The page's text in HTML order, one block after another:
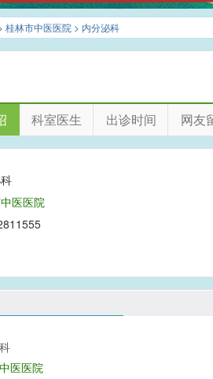
桂林市中医医院 > 内分泌科
科室医生 出诊时间 网友
医医院
医医院